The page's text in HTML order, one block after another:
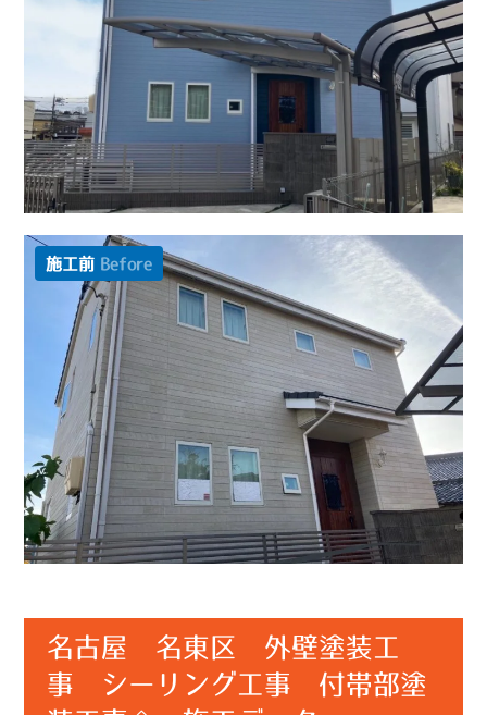
施工前 Before
名古屋 名東区 外壁塗装工
事 シーリング工事 付帯部塗